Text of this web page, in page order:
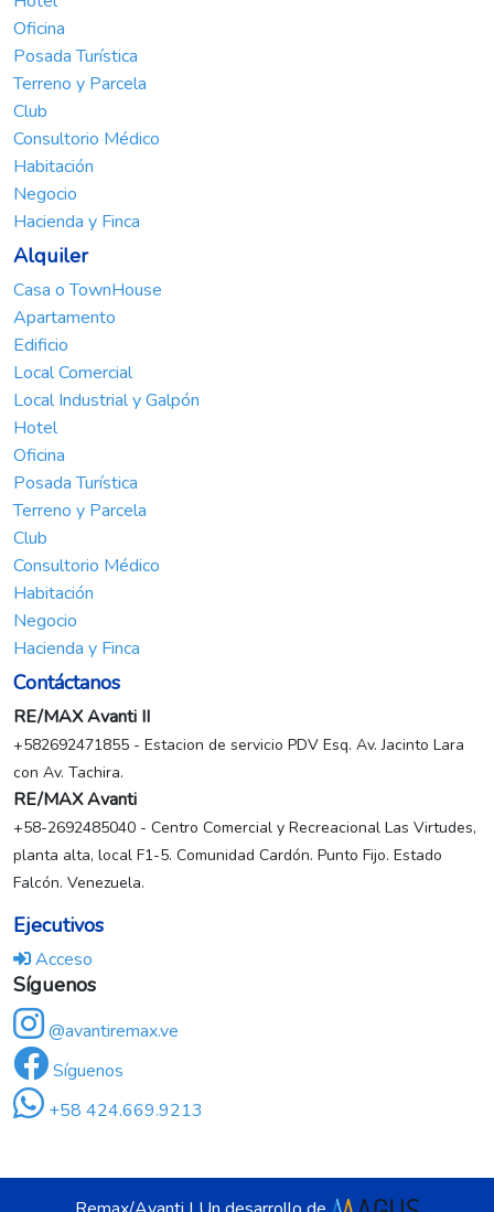
Oficina
Posada Turística
Terreno y Parcela
Club
Consultorio Médico
Habitación
Negocio
Hacienda y Finca
Alquiler
Casa o TownHouse
Apartamento
Edificio
Local Comercial
Local Industrial y Galpón
Hotel
Oficina
Posada Turística
Terreno y Parcela
Club
Consultorio Médico
Habitación
Negocio
Hacienda y Finca
Contáctanos
RE/MAX Avanti II
+582692471855 - Estacion de servicio PDV Esq. Av. Jacinto Lara
con Av. Tachira.
RE/MAX Avanti
+58-2692485040 - Centro Comercial y Recreacional Las Virtudes,
planta alta, local F1-5. Comunidad Cardón. Punto Fijo. Estado
Falcón. Venezuela.
Ejecutivos
Acceso
Síguenos
@avantiremax.ve
Síguenos
+58 424.669.9213